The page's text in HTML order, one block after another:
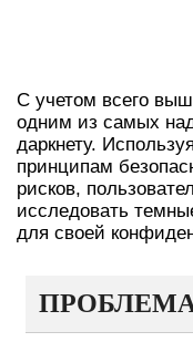
С учетом всего
одним из самых
даркнету.
принципам
рисков,
исследовать
для своей